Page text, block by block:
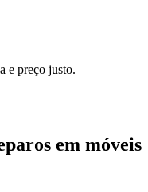
e preço justo.
em móveis